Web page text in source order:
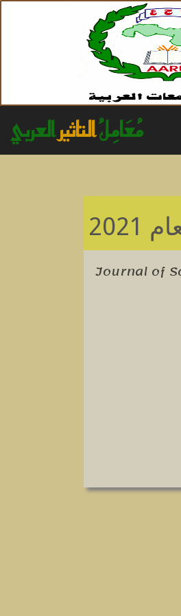
مُعَامِلُالتاثيرالعربي
2021
Journal of